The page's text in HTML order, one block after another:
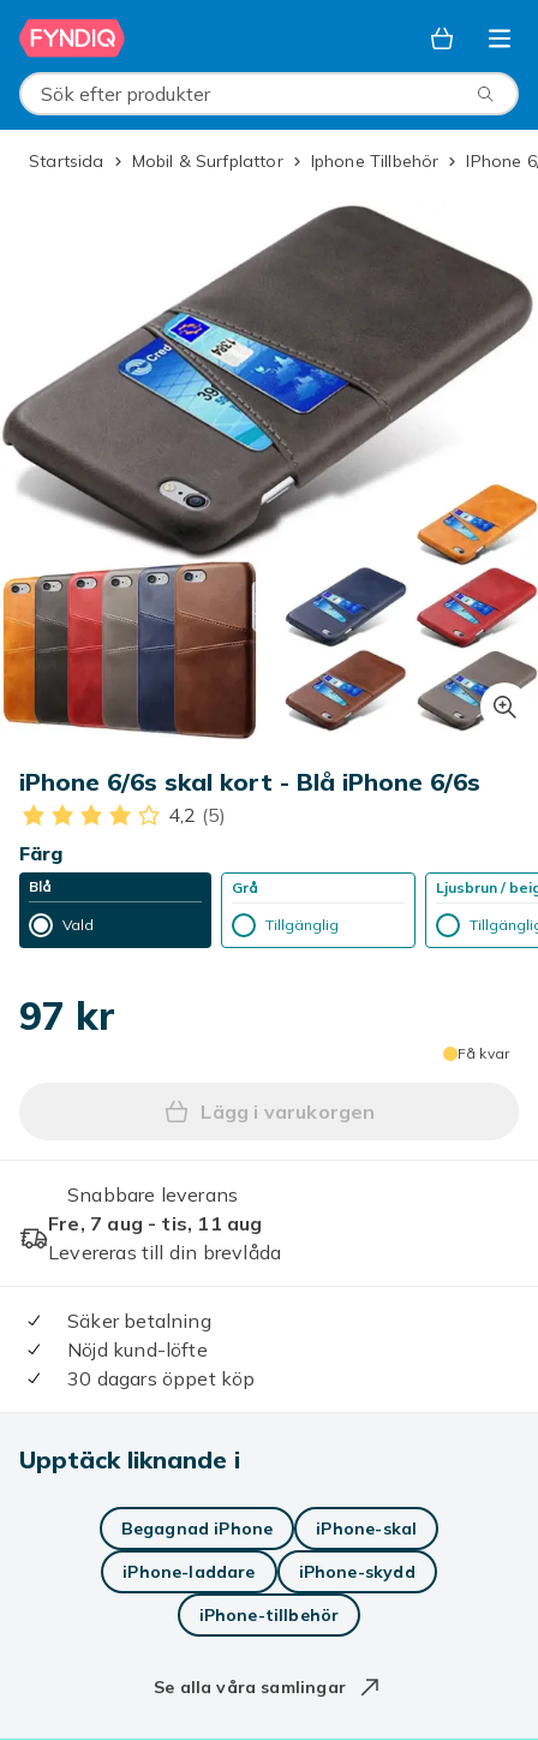
Hoppa till huvudinnehållet
Sök efter produkter
Startsida Mobil & Surfplattor Iphone Tillbehör iPhone
iPhone 6/6s skal kort - Blå iPhone 6/6s
4,2 (5)
Färg
Blå
Vald
Grå
Tillgänglig
Ljusbrun /
97 kr
Få kvar
Lägg till iPhone 6/6s skal
Lägg i varukorgen
Snabbare leverans
Fre, 7 aug - tis, 11 aug
Levereras till din brevlåda
Säker betalning
Nöjd kund-löfte
30 dagars öppet köp
Upptäck liknande i
Begagnad iPhone
iPhone-skal
iPhone-laddare
iPhone-skydd
iPhone-tillbehör
Se alla våra samlingar